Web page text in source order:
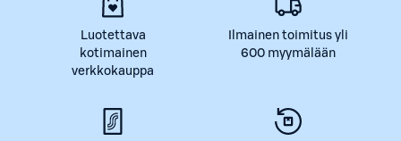
Luotettava
kotimainen
verkkokauppa
Ilmainen toimitus yli
600 myymälään